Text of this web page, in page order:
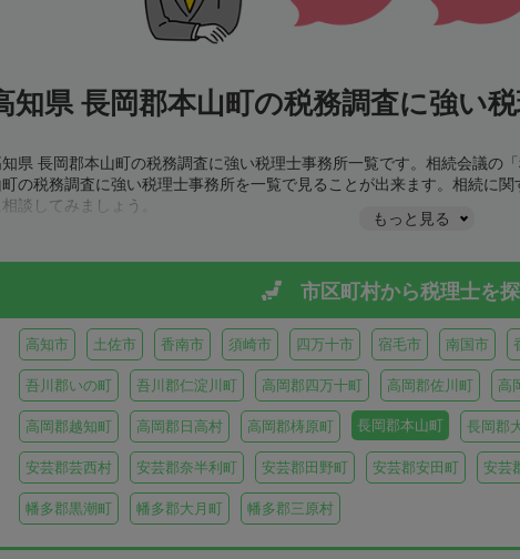
知県 長岡郡本山町の税務調査に強い
県 長岡郡本山町の税務調査に強い税理士事務所一覧です。相続会議の
の税務調査に強い税理士事務所を一覧で見ることが出来ます。相続に
談してみましょう。
もっと見る
市区町村から税理士を
高知市 土佐市 香南市 須崎市 四万十市 宿毛市 南国市
吾川郡いの町 吾川郡仁淀川町 高岡郡四万十町 高岡郡佐川町 高
高岡郡越知町 高岡郡日高村 高岡郡梼原町 長岡郡本山町 長岡郡
安芸郡芸西村 安芸郡奈半利町 安芸郡田野町 安芸郡安田町 安芸
幡多郡黒潮町 幡多郡大月町 幡多郡三原村